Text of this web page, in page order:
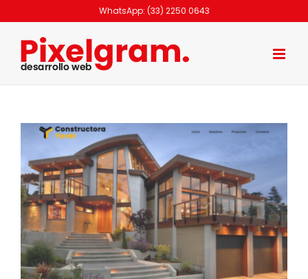
to
WhatsApp: (33) 2250 0643
View
Larger
Image